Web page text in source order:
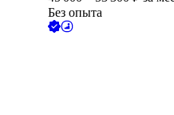
Без опыта